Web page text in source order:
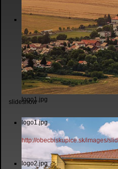
logo1.jpg
slideshow
logo1.jpg
http://obecbiskupice.sk/images/
logo2.jpg